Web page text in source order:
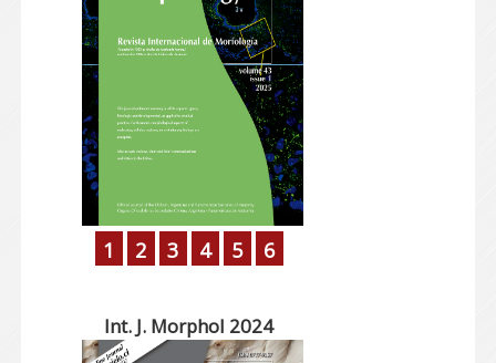
1 2 3 4 5 6
Int. J. Morphol 2024